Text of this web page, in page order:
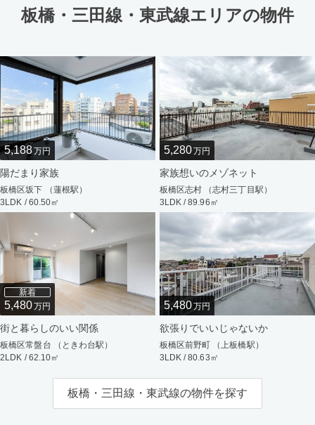
板橋・三田線・東武線エリアの物件
5,188万円
陽だまり家族
板橋区坂下 （蓮根駅）
3LDK / 60.50㎡
5,280万円
家族想いのメゾネット
板橋区志村 （志村三丁目駅）
3LDK / 89.96㎡
新着
5,480万円
街と暮らしのいい関係
板橋区常盤台 （ときわ台駅）
2LDK / 62.10㎡
5,480万円
欲張りでいいじゃないか
板橋区前野町 （上板橋駅）
3LDK / 80.63㎡
板橋・三田線・東武線の物件を探す